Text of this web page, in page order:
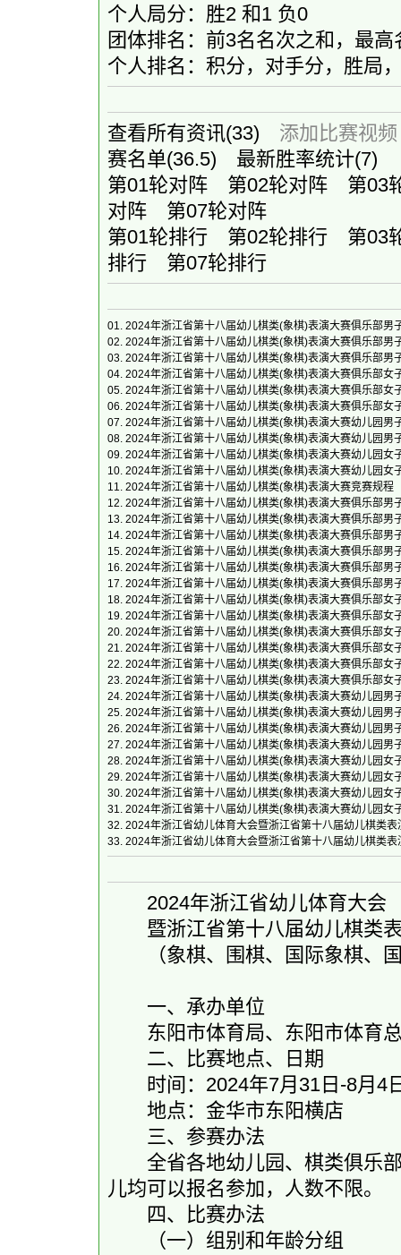
个人局分：胜2 和1 负0
团体排名：前3名名次之和，最
个人排名：积分，对手分，胜局
查看所有资讯(33) 添加比赛视频
赛名单(36.5) 最新胜率统计(7)
第01轮对阵
第02轮对阵
第03
对阵
第07轮对阵
第01轮排行
第02轮排行
第03
排行
第07轮排行
01. 2024年浙江省第十八届幼儿棋类(象棋)表演大赛俱乐部男
02. 2024年浙江省第十八届幼儿棋类(象棋)表演大赛俱乐部男
03. 2024年浙江省第十八届幼儿棋类(象棋)表演大赛俱乐部男
04. 2024年浙江省第十八届幼儿棋类(象棋)表演大赛俱乐部女
05. 2024年浙江省第十八届幼儿棋类(象棋)表演大赛俱乐部女
06. 2024年浙江省第十八届幼儿棋类(象棋)表演大赛俱乐部女
07. 2024年浙江省第十八届幼儿棋类(象棋)表演大赛幼儿园男
08. 2024年浙江省第十八届幼儿棋类(象棋)表演大赛幼儿园男
09. 2024年浙江省第十八届幼儿棋类(象棋)表演大赛幼儿园女
10. 2024年浙江省第十八届幼儿棋类(象棋)表演大赛幼儿园女
11. 2024年浙江省第十八届幼儿棋类(象棋)表演大赛竞赛规程
12. 2024年浙江省第十八届幼儿棋类(象棋)表演大赛俱乐部男
13. 2024年浙江省第十八届幼儿棋类(象棋)表演大赛俱乐部男
14. 2024年浙江省第十八届幼儿棋类(象棋)表演大赛俱乐部男
15. 2024年浙江省第十八届幼儿棋类(象棋)表演大赛俱乐部男
16. 2024年浙江省第十八届幼儿棋类(象棋)表演大赛俱乐部男
17. 2024年浙江省第十八届幼儿棋类(象棋)表演大赛俱乐部男
18. 2024年浙江省第十八届幼儿棋类(象棋)表演大赛俱乐部女
19. 2024年浙江省第十八届幼儿棋类(象棋)表演大赛俱乐部女
20. 2024年浙江省第十八届幼儿棋类(象棋)表演大赛俱乐部女
21. 2024年浙江省第十八届幼儿棋类(象棋)表演大赛俱乐部女
22. 2024年浙江省第十八届幼儿棋类(象棋)表演大赛俱乐部女
23. 2024年浙江省第十八届幼儿棋类(象棋)表演大赛俱乐部女
24. 2024年浙江省第十八届幼儿棋类(象棋)表演大赛幼儿园男
25. 2024年浙江省第十八届幼儿棋类(象棋)表演大赛幼儿园男
26. 2024年浙江省第十八届幼儿棋类(象棋)表演大赛幼儿园男
27. 2024年浙江省第十八届幼儿棋类(象棋)表演大赛幼儿园男
28. 2024年浙江省第十八届幼儿棋类(象棋)表演大赛幼儿园女
29. 2024年浙江省第十八届幼儿棋类(象棋)表演大赛幼儿园女
30. 2024年浙江省第十八届幼儿棋类(象棋)表演大赛幼儿园女
31. 2024年浙江省第十八届幼儿棋类(象棋)表演大赛幼儿园女
32. 2024年浙江省幼儿体育大会暨浙江省第十八届幼儿棋类表
33. 2024年浙江省幼儿体育大会暨浙江省第十八届幼儿棋类表
2024年浙江省幼儿体育大会
暨浙江省第十八届幼儿棋类
（象棋、围棋、国际象棋、国
一、承办单位
东阳市体育局、东阳市体育总
二、比赛地点、日期
时间：2024年7月31日-8月4
地点：金华市东阳横店
三、参赛办法
全省各地幼儿园、棋类俱乐部
儿均可以报名参加，人数不限。
四、比赛办法
（一）组别和年龄分组